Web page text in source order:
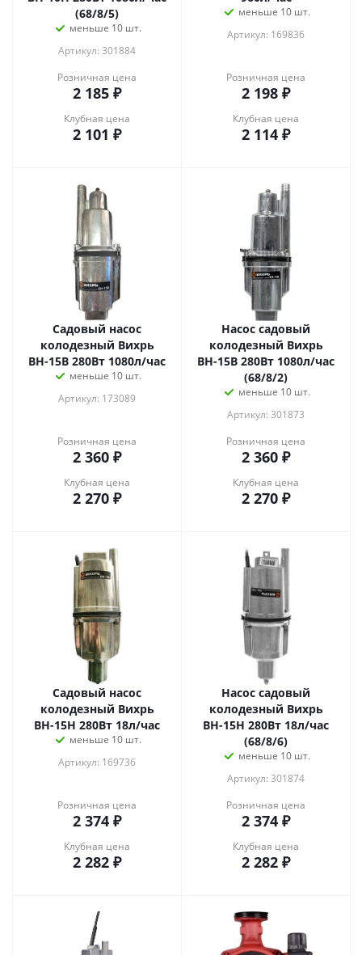
(68/8/5)
меньше 10 шт.
Артикул: 301884
Розничная цена
2 185 ₽
Клубная цена
2 101 ₽
меньше 10 шт.
Артикул: 169836
Розничная цена
2 198 ₽
Клубная цена
2 114 ₽
Садовый насос
колодезный Вихрь
ВН-15В 280Вт 1080л/час
меньше 10 шт.
Артикул: 173089
Розничная цена
2 360 ₽
Клубная цена
2 270 ₽
Насос садовый
колодезный Вихрь
ВН-15В 280Вт 1080л/час
(68/8/2)
меньше 10 шт.
Артикул: 301873
Розничная цена
2 360 ₽
Клубная цена
2 270 ₽
Садовый насос
колодезный Вихрь
ВН-15Н 280Вт 18л/час
меньше 10 шт.
Артикул: 169736
Розничная цена
2 374 ₽
Клубная цена
2 282 ₽
Насос садовый
колодезный Вихрь
ВН-15Н 280Вт 18л/час
(68/8/6)
меньше 10 шт.
Артикул: 301874
Розничная цена
2 374 ₽
Клубная цена
2 282 ₽